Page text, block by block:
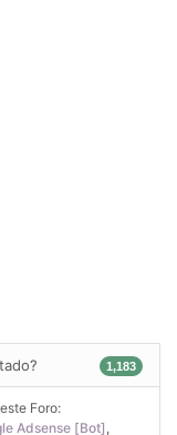
1,183
Foro:
Adsense [Bot]